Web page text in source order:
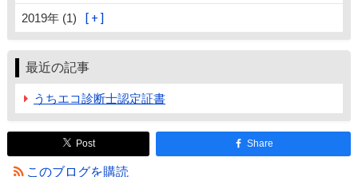
2019年 (1)
最近の記事
うちエコ診断士認定証書
Post Share
このブログを購読